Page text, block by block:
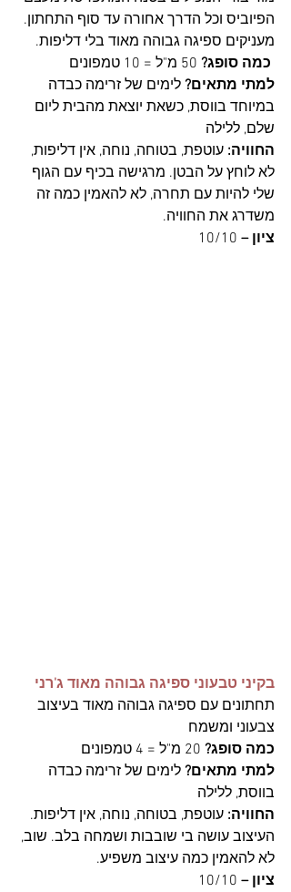
הפיוביס וכל הדרך אחורה עד סוף התחתון.
מעניקים ספיגה גבוהה מאוד בלי דליפות.
למתי מתאים? לימים של זרימה כבדה
במיוחד בווסת, כשאת יוצאת מהבית ליום
שלם, ללילה
החוויה: עוטפת, בטוחה, נוחה, אין דליפות,
לא לוחץ על הבטן. מרגישה בכיף עם הגוף
שלי להיות עם תחרה, לא להאמין כמה זה
משדרג את החוויה.
ציון –
בקיני טבעוני ספיגה גבוהה מאוד ג'רני
תחתונים עם ספיגה גבוהה מאוד בעיצוב
צבעוני ומשמח
כמה סופג?
למתי מתאים? לימים של זרימה כבדה
בווסת, ללילה
החוויה: עוטפת, בטוחה, נוחה, אין דליפות.
העיצוב עושה בי שובבות ושמחה בלב. שוב,
לא להאמין כמה עיצוב משפיע.
ציון –